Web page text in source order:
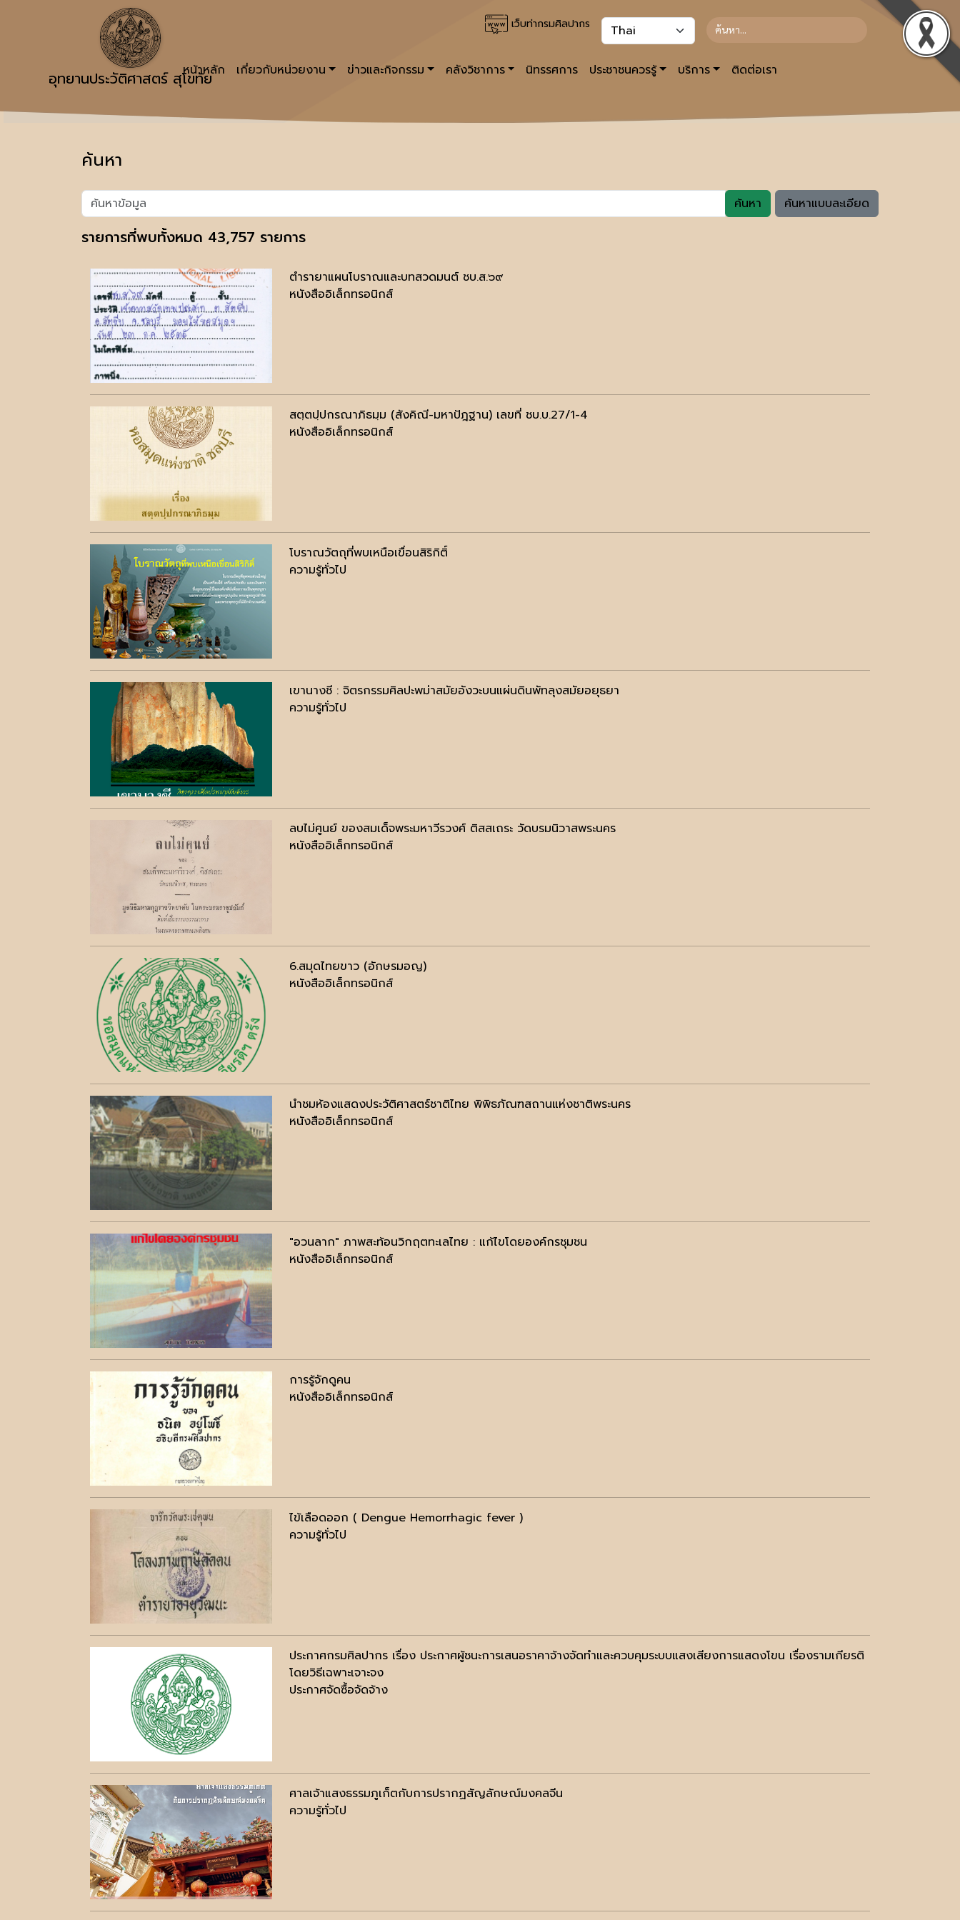
เว็บท่ากรมศิลปากร
อุทยานประวัติศาสตร์ สุโขทัย
หน้าหลัก เกี่ยวกับหน่วยงาน ข่าวและกิจกรรม คลังวิชาการ นิทรรศการ ประชาชนควรรู้ บริการ ติดต่อเรา
ค้นหา
ค้นหา ค้นหาแบบละเอียด
รายการที่พบทั้งหมด 43,757 รายการ
ตำรายาแผนโบราณและบทสวดมนต์ ชบ.ส.๖๙
หนังสืออิเล็กทรอนิกส์
สตฺตปฺปกรณาภิธมฺม (สังคิณี-มหาปัฎฐาน) เลขที่ ชบ.บ.27/1-4
หนังสืออิเล็กทรอนิกส์
โบราณวัตถุที่พบเหนือเขื่อนสิริกิติ์
ความรู้ทั่วไป
เขานางชี : จิตรกรรมศิลปะพม่าสมัยอังวะบนแผ่นดินพัทลุงสมัยอยุธยา
ความรู้ทั่วไป
ลบไม่ศูนย์ ของสมเด็จพระมหาวีรวงศ์ ติสสเถระ วัดบรมนิวาสพระนคร
หนังสืออิเล็กทรอนิกส์
6.สมุดไทยขาว (อักษรมอญ)
หนังสืออิเล็กทรอนิกส์
นำชมห้องแสดงประวัติศาสตร์ชาติไทย พิพิธภัณฑสถานแห่งชาติพระนคร
หนังสืออิเล็กทรอนิกส์
"อวนลาก" ภาพสะท้อนวิกฤตทะเลไทย : แก้ไขโดยองค์กรชุมชน
หนังสืออิเล็กทรอนิกส์
การรู้จักดูคน
หนังสืออิเล็กทรอนิกส์
ไข้เลือดออก ( Dengue Hemorrhagic fever )
ความรู้ทั่วไป
ประกาศกรมศิลปากร เรื่อง ประกาศผู้ซนะการเสนอราคาจ้างจัดทำและควบคุมระบบแสงเสียงการแสดงโขน เรื่องรามเกียรติ
โดยวิธีเฉพาะเจาะจง
ประกาศจัดซื้อจัดจ้าง
ศาลเจ้าแสงธรรมภูเก็ตกับการปรากฏสัญลักษณ์มงคลจีน
ความรู้ทั่วไป